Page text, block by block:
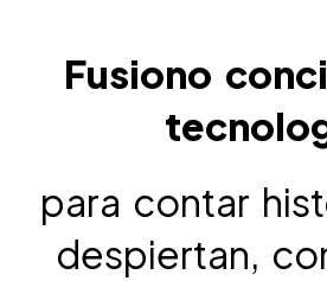
Fusiono
para contar
despiertan,